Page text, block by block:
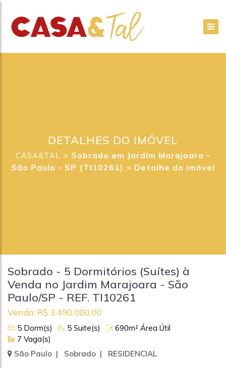
DETALHES DO IMÓVEL
CASA&TAL > Sobrado em Jardim Marajoara -
São Paulo - SP (TI10261) > Detalhe do imóvel
Sobrado - 5 Dormitórios (Suítes) à
Venda no Jardim Marajoara - São
Paulo/SP - REF. TI10261
Venda: R$ 3.490.000,00
5 Dorm(s) 5 Suite(s)
690m² Área Útil
7 Vaga(s)
São Paulo | Sobrado | RESIDENCIAL